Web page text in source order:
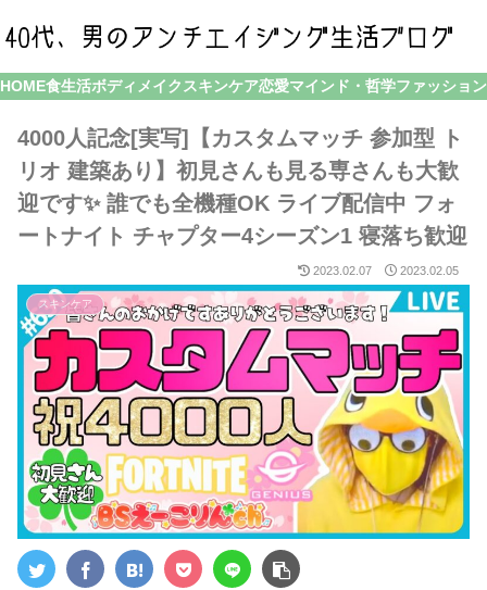
HOME食生活ボディメイク スキンケア恋愛マインド・哲学ファッション
4000人記念[実写]【カスタムマッチ 参加型 ト
リオ 建築あり】初見さんも見る専さんも大歓
迎です✨ 誰でも全機種OK ライブ配信中 フォ
ートナイト チャプター4シーズン1 寝落ち歓迎
2023.02.07 2023.02.05
スキンケア